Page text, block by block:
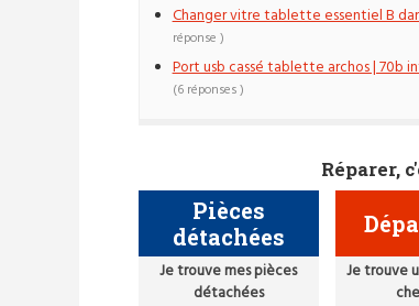
Changer vitre tablette essentiel B
réponse )
Port usb cassé tablette archos | 70b
(6 réponses )
Réparer,
Pièces
détachées
Je trouve mes pièces
détachées
Je trouve